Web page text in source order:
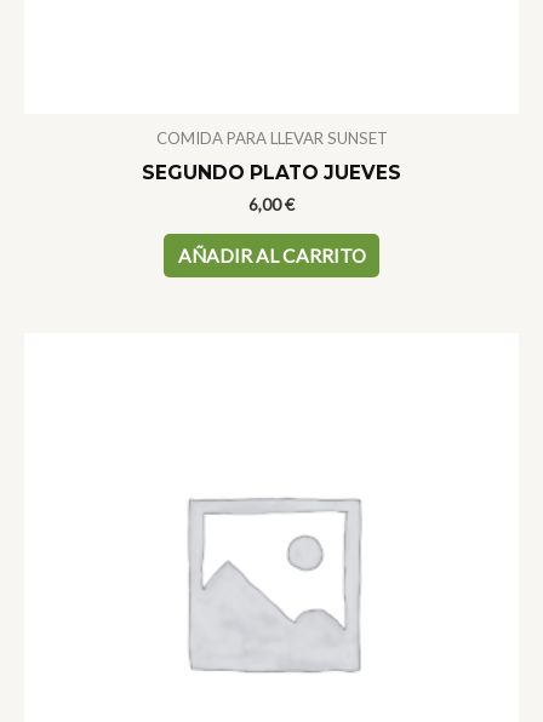
COMIDA PARA LLEVAR SUNSET
SEGUNDO PLATO JUEVES
6,00€
AÑADIR AL CARRITO